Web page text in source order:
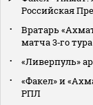
Российская
Вратарь
матча 3‑го
«Ливерпуль»
«Факел» и
РПЛ